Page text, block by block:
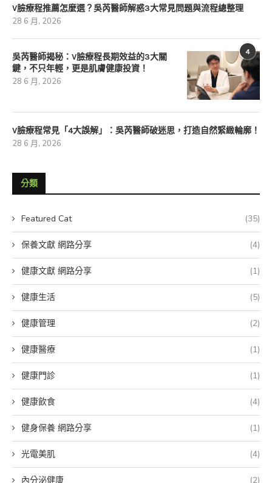
V臉療程推薦怎麼選？吳芮醫師解惑3大常見問題與流程總整理
28 6 月, 2026
4
吳芮醫師揭秘：V臉療程長期效益的3大關
鍵，不只年輕，更是肌膚健康投資！
28 6 月, 2026
V臉療程常見「4大誤解」：吳芮醫師破迷思，打造自然緊緻輪廓！
28 6 月, 2026
分類
Featured Cat (35)
保養文獻 網路分享 (4)
健康文獻 網路分享 (1)
健康生活 (5)
健康管理 (2)
健康醫療 (1)
健康門診 (1)
健康飲食 (4)
健身保養 網路分享 (1)
光電美肌 (4)
內分泌健康 (2)